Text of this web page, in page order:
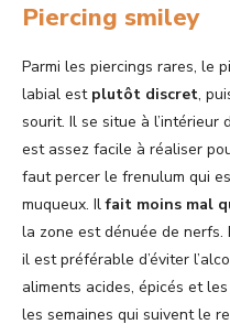
Piercing smiley
Parmi les piercings rares, le
labial est plutôt discret,
sourit. Il se situe à l’intérieur
est assez facile à réaliser
faut percer le frenulum qui
muqueux. Ilfait moins mal
la zone est dénuée de nerfs.
il est préférable d’éviter
aliments acides, épicés et
les semaines qui suivent le